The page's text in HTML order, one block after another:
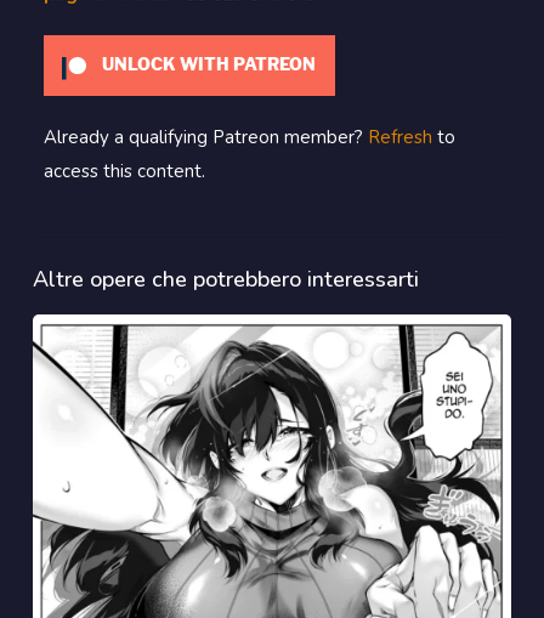
UNLOCK WITH PATREON
Already a qualifying Patreon member? Refresh to
access this content.
Altre opere che potrebbero interessarti